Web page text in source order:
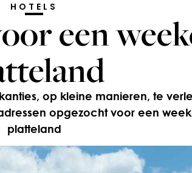
HOTELS
een
op kleine manieren, te
opgezocht voor een
platteland